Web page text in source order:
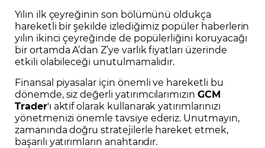
Yılın ilk çeyreğinin son bölümünü oldukça
hareketli bir şekilde izlediğimiz popüler haberlerin
yılın ikinci çeyreğinde de popülerliğini koruyacağı
bir ortamda A’dan Z’ye varlık fiyatları üzerinde
etkili olabileceği unutulmamalıdır.
Finansal piyasalar için önemli ve hareketli bu
dönemde, siz değerli yatırımcılarımızın GCM
Trader'ı aktif olarak kullanarak yatırımlarınızı
yönetmenizi önemle tavsiye ederiz. Unutmayın,
zamanında doğru stratejilerle hareket etmek,
başarılı yatırımların anahtarıdır.